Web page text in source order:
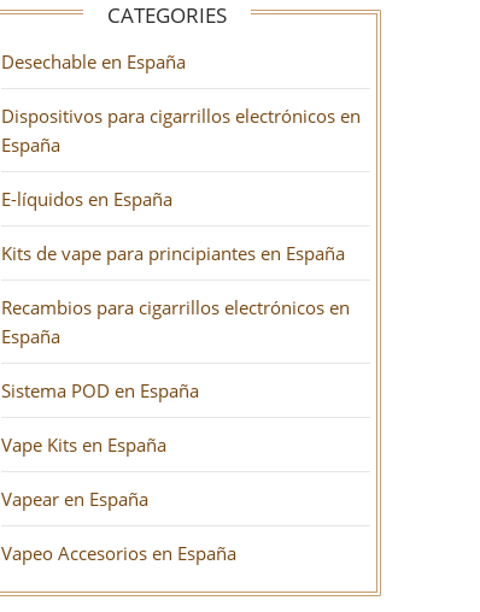
CATEGORIES
Desechable en España
Dispositivos para cigarrillos electrónicos en
España
E-líquidos en España
Kits de vape para principiantes en España
Recambios para cigarrillos electrónicos en
España
Sistema POD en España
Vape Kits en España
Vapear en España
Vapeo Accesorios en España